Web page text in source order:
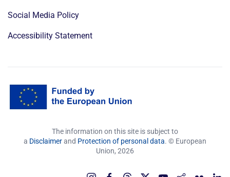
Social Media Policy
Accessibility Statement
The information on this site is subject to
a Disclaimerand Protection of personal data. © European
Union, 2026